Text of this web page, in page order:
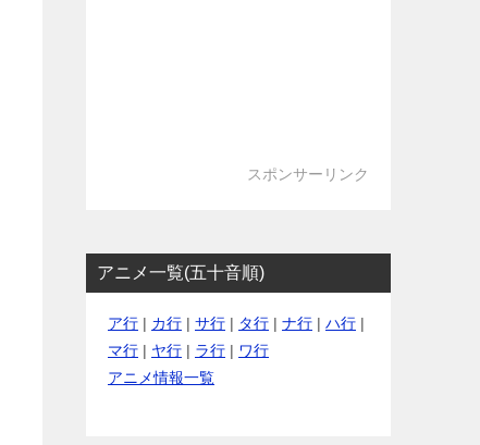
スポンサーリンク
アニメ一覧(五十音順)
ア行 | カ行 | サ行 | タ行 | ナ行 | ハ行 |
マ行 | ヤ行 | ラ行 | ワ行
アニメ情報一覧